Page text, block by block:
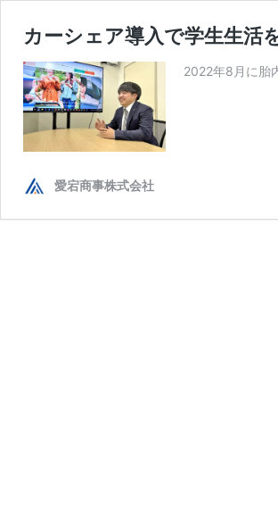
カーシェア導入で学生生活
2022年8月に胎
愛宕商事株式会社